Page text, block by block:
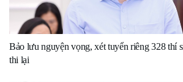
Bảo lưu nguyện vọng, xét tuyển riêng 328 thí
thi lại